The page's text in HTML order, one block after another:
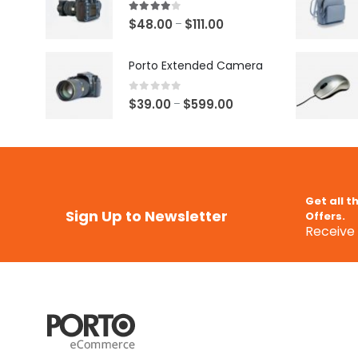
4.00 out of 5
$48.00 – $111.00
Porto Extended Camera
0 out of 5
$39.00 – $599.00
Sign Up to Newsletter
Get all
Offers.